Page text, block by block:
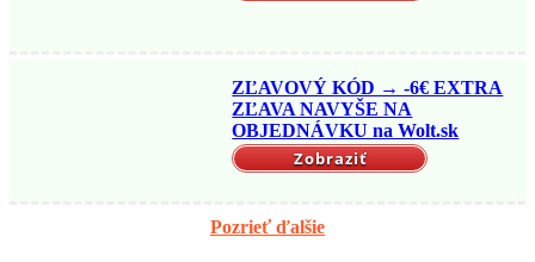
ZĽAVOVÝ KÓD → -6€ EXTRA
ZĽAVA NAVYŠE NA
OBJEDNÁVKU na Wolt.sk
Zobraziť
Pozrieť ďalšie